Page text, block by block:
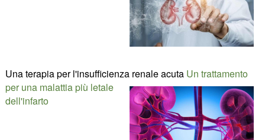
Una terapia per l'insufficienza renale acuta Un trattamento
per una malattia più letale
dell'infarto